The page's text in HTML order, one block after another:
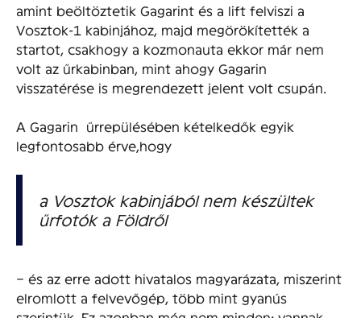
amint beöltöztetik Gagarint és a lift felviszi a
Vosztok-1 kabinjához, majd megörökítették a
startot, csakhogy a kozmonauta ekkor már nem
volt az űrkabinban, mint ahogy Gagarin
visszatérése is megrendezett jelent volt csupán.
A Gagarin űrrepülésében kételkedők egyik
legfontosabb érve,hogy
a Vosztok kabinjából nem készültek
űrfotók a Földről
– és az erre adott hivatalos magyarázata, miszerint
elromlott a felvevőgép, több mint gyanús